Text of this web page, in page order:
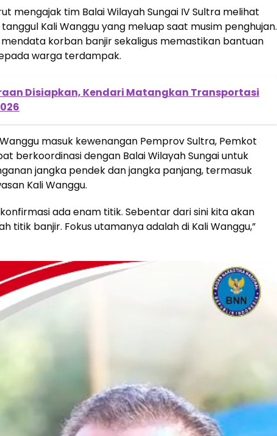
mengajak tim Balai Wilayah Sungai IV Sultra melihat
Kali Wanggu yang meluap saat musim penghujan.
mendata korban banjir sekaligus memastikan bantuan
warga terdampak.
Disiapkan, Kendari Matangkan Transportasi
masuk kewenangan Pemprov Sultra, Pemkot
berkoordinasi dengan Balai Wilayah Sungai untuk
jangka pendek dan jangka panjang, termasuk
Kali Wanggu.
ada enam titik. Sebentar dari sini kita akan
titik banjir. Fokus utamanya adalah di Kali Wanggu,”